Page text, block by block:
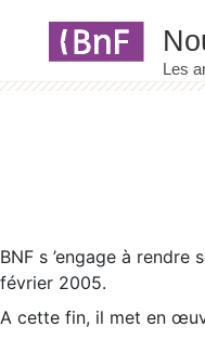
BNF s ’engage à
février 2005.
A cette fin, il met en